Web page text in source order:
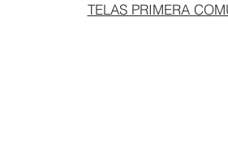
TELAS PRIMERA